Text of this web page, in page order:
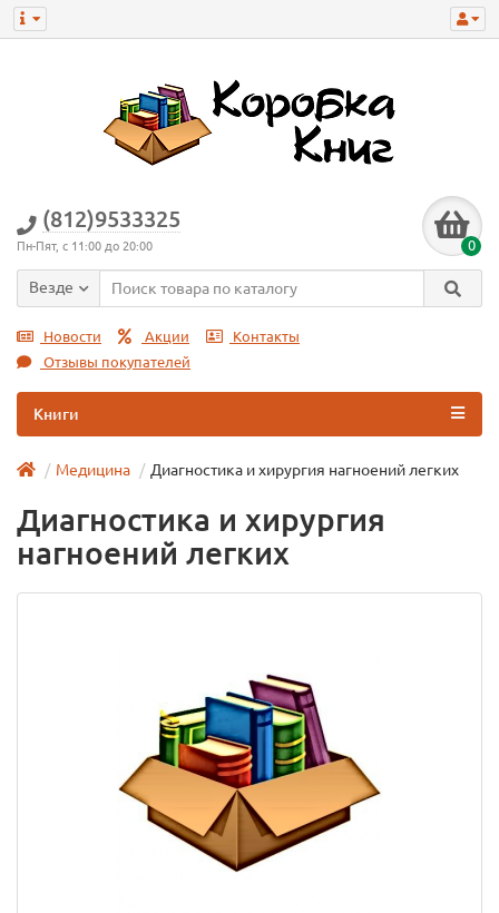
(812)9533325
Пн-Пят, с 11:00 до 20:00 0
Везде
Новости Акции
Контакты
Отзывы покупателей
Книги
Медицина Диагностика и хирургия нагноений легких
Диагностика и хирургия
нагноений легких